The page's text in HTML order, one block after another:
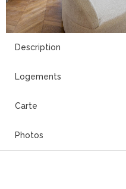
Description
Logements
Carte
Photos